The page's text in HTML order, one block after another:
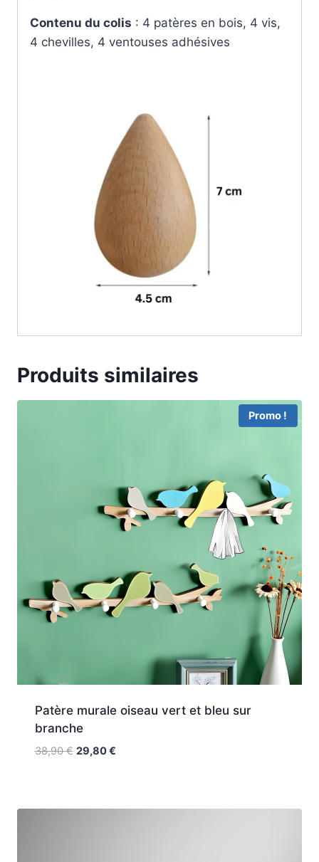
Contenu du colis : 4 patères en bois, 4 vis,
4 chevilles, 4 ventouses adhésives
Produits similaires
Promo !
Patère murale oiseau vert et bleu sur
branche
38,90€ Le
29,80€Le